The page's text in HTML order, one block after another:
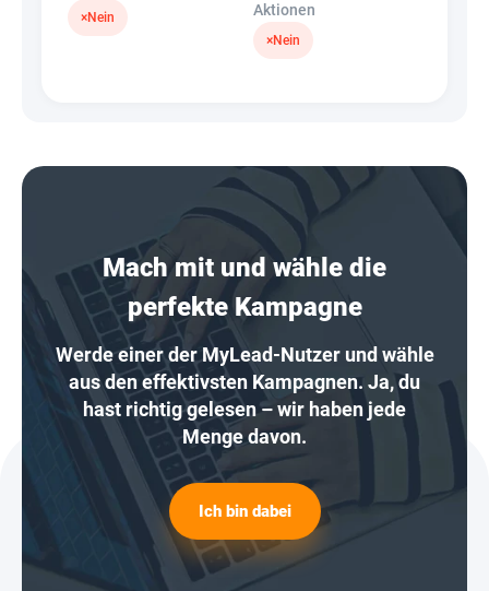
×Nein
Aktionen
×Nein
Mach mit und wähle die
perfekte Kampagne
Werde einer der MyLead-Nutzer und wähle
aus den effektivsten Kampagnen. Ja, du
hast richtig gelesen – wir haben jede
Menge davon.
Ich bin dabei